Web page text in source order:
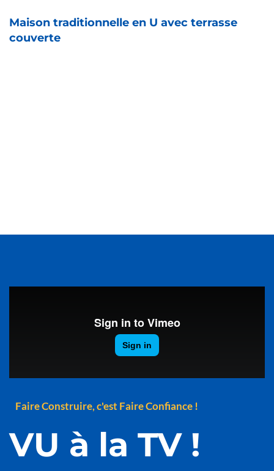
Maison traditionnelle en U avec terrasse
couverte
Faire Construire, c'est Faire Confiance !
VU à la TV !